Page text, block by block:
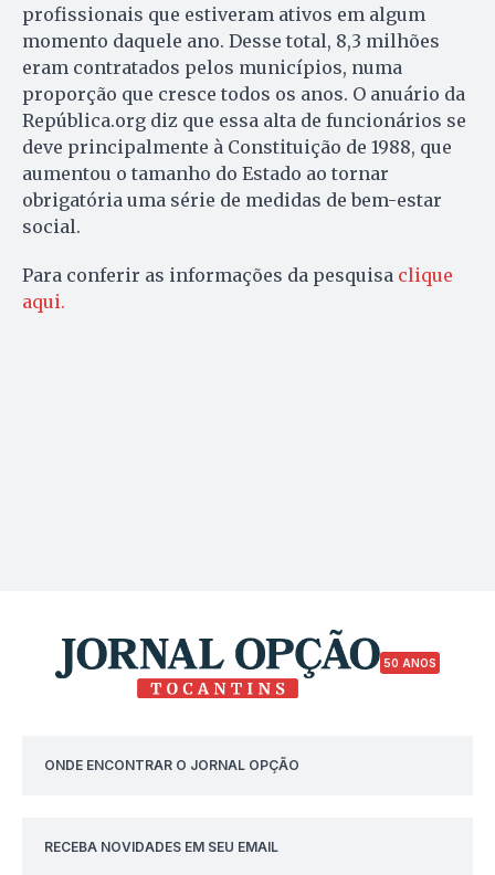
profissionais que estiveram ativos em algum
momento daquele ano. Desse total, 8,3 milhões
eram contratados pelos municípios, numa
proporção que cresce todos os anos. O anuário da
República.org diz que essa alta de funcionários se
deve principalmente à Constituição de 1988, que
aumentou o tamanho do Estado ao tornar
obrigatória uma série de medidas de bem-estar
social.
Para conferir as informações da pesquisa clique
aqui.
50 ANOS
ONDE ENCONTRAR O JORNAL OPÇÃO
RECEBA NOVIDADES EM SEU EMAIL